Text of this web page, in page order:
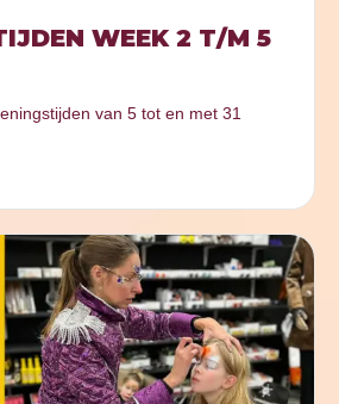
WEEK 2 T/M 5
van 5 tot en met 31